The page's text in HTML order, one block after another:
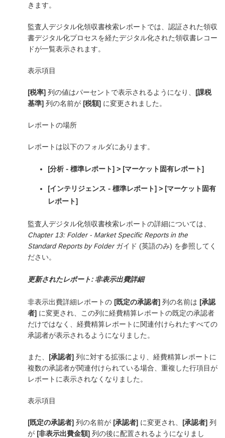
きます。
監査人デジタル化領収書検索レポートでは、認証された領収
書デジタル化プロセスを経たデジタル化された領収書レコー
ドが一覧表示されます。
表示項目
[税率] 列の値はパーセントで表示されるようになり、 [課税
基準] 列の名前が [税額] に変更されました。
レポートの場所
レポートは以下のフォルダにあります。
[分析 - 標準レポート] > [マーケット固有レポート]
[インテリジェンス - 標準レポート] ‎> [マーケット固有
レポート]
監査人デジタル化領収書検索レポートの詳細については、
Chapter 13: Folder - Market Specific Reports in the
Standard Reports by Folderガイド (英語のみ) を参照してく
ださい。
更新されたレポート: 非表示出費詳細
非表示出費詳細レポートの [既定の承認者] 列の名前は [承認
者] に変更され、この列に経費精算レポートの既定の承認者
だけではなく、経費精算レポートに関連付けられたすべての
承認者が表示されるようになりました。
また、 [承認者] 列に対する拡張により、経費精算レポートに
複数の承認者が関連付けられている場合、重複した行項目が
レポートに表示されなくなりました。
表示項目
[既定の承認者] 列の名前が [承認者] に変更され、 [承認者] 列
が [非表示出費金額] 列の後に配置されるようになりまし